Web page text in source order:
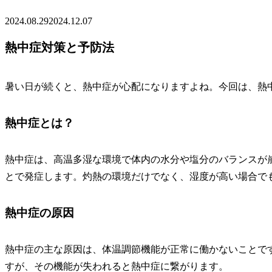
2024.08.292024.12.07
熱中症対策と予防法
暑い日が続くと、熱中症が心配になりますよね。今回は、
熱中症とは？
熱中症は、高温多湿な環境で体内の水分や塩分のバランス
とで発症します。灼熱の環境だけでなく、湿度が高い場合
熱中症の原因
熱中症の主な原因は、体温調節機能が正常に働かないこと
すが、その機能が失われると熱中症に繋がります。